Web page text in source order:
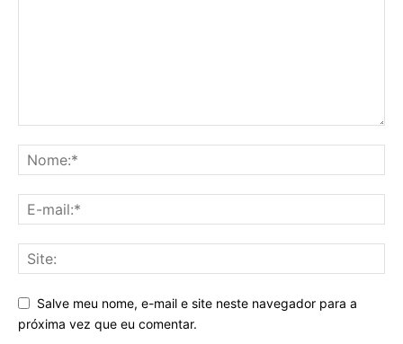
Salve meu nome, e-mail e site neste navegador para a
próxima vez que eu comentar.